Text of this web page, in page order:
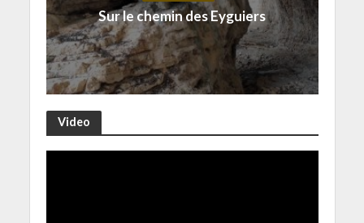
Sur le chemin des Eyguiers
Video